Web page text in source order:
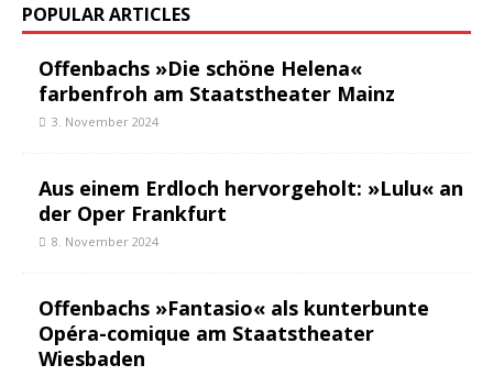
POPULAR ARTICLES
Offenbachs »Die schöne Helena«
farbenfroh am Staatstheater Mainz
3. November 2024
Aus einem Erdloch hervorgeholt: »Lulu« an
der Oper Frankfurt
8. November 2024
Offenbachs »Fantasio« als kunterbunte
Opéra-comique am Staatstheater
Wiesbaden